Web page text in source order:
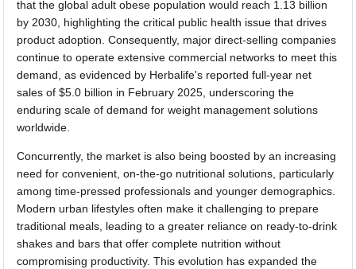
that the global adult obese population would reach 1.13 billion
by 2030, highlighting the critical public health issue that drives
product adoption. Consequently, major direct-selling companies
continue to operate extensive commercial networks to meet this
demand, as evidenced by Herbalife's reported full-year net
sales of $5.0 billion in February 2025, underscoring the
enduring scale of demand for weight management solutions
worldwide.
Concurrently, the market is also being boosted by an increasing
need for convenient, on-the-go nutritional solutions, particularly
among time-pressed professionals and younger demographics.
Modern urban lifestyles often make it challenging to prepare
traditional meals, leading to a greater reliance on ready-to-drink
shakes and bars that offer complete nutrition without
compromising productivity. This evolution has expanded the